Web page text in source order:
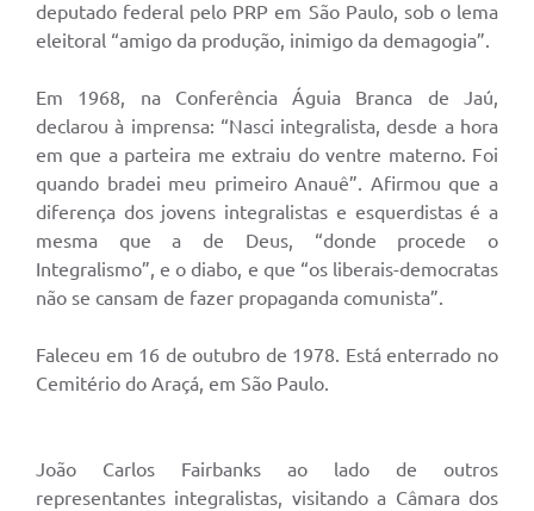
deputado federal pelo PRP em São Paulo, sob o lema
eleitoral “amigo da produção, inimigo da demagogia”.
Em 1968, na Conferência Águia Branca de Jaú,
declarou à imprensa: “Nasci integralista, desde a hora
em que a parteira me extraiu do ventre materno. Foi
quando bradei meu primeiro Anauê”. Afirmou que a
diferença dos jovens integralistas e esquerdistas é a
mesma que a de Deus, “donde procede o
Integralismo”, e o diabo, e que “os liberais-democratas
não se cansam de fazer propaganda comunista”.
Faleceu em 16 de outubro de 1978. Está enterrado no
Cemitério do Araçá, em São Paulo.
João Carlos Fairbanks ao lado de outros
representantes integralistas, visitando a Câmara dos